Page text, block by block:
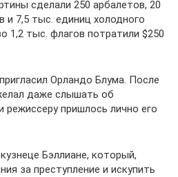
сделали 250 арбалетов, 20
и 7,5 тыс. единиц холодного
1,2 тыс. флагов потратили $250
Орландо Блума. После
даже слышать об
режиссеру пришлось лично его
Бэллиане, который,
за преступление и искупить